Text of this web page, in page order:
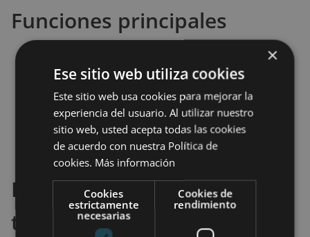
Funciones principales
Aprobación remota de nuevas instalaciones.
Límite diario de tiempo frente a la pantalla.
Bloqueo remoto del dispositivo.
Acceso a informes de actividad.
Enfoque en gestión de
tiempo
×
Ese sitio web utiliza cookies
Este sitio web usa cookies para mejorar la
experiencia del usuario. Al utilizar nuestro
sitio web, usted acepta todas las cookies
de acuerdo con nuestra Política de
cookies. Más información
Cookies
estrictamente
necesarias
Cookies de
rendimiento